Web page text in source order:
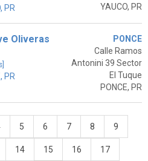
PR YAUCO, PR
Oliveras
PR
PONCE
Calle Ramos
Antonini 39 Sector
El Tuque
PONCE, PR
5 6 7 8 9
14 15 16 17